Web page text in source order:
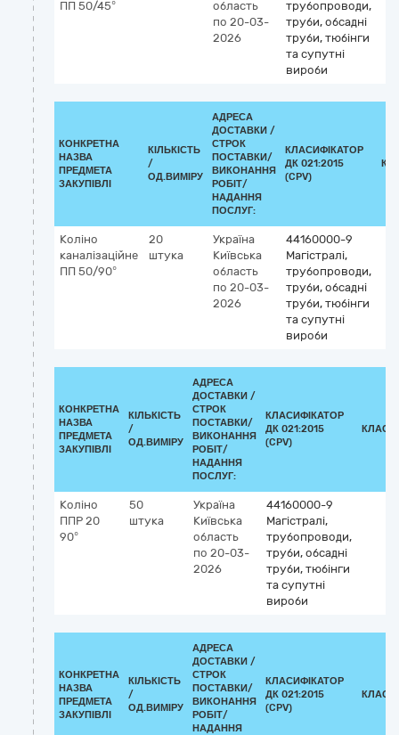
ПП 50/45°
область
по 20-03-
2026
трубопроводи,
труби, обсадні
труби, тюбінги
та супутні
вироби
КОНКРЕТНА
НАЗВА
ПРЕДМЕТА
ЗАКУПІВЛІ
КІЛЬКІСТЬ
/
ОД.ВИМІРУ
АДРЕСА
ДОСТАВКИ /
СТРОК
ПОСТАВКИ/
ВИКОНАННЯ
РОБІТ/
НАДАННЯ
ПОСЛУГ:
КЛАСИФІКАТОР
ДК 021:2015
(CPV)
Коліно
каналізаційне
ПП 50/90°
20
штука
Україна
Київська
область
по 20-03-
2026
44160000-9
Магістралі,
трубопроводи,
труби, обсадні
труби, тюбінги
та супутні
вироби
КОНКРЕТНА
НАЗВА
ПРЕДМЕТА
ЗАКУПІВЛІ
КІЛЬКІСТЬ
/
ОД.ВИМІРУ
АДРЕСА
ДОСТАВКИ /
СТРОК
ПОСТАВКИ/
ВИКОНАННЯ
РОБІТ/
НАДАННЯ
ПОСЛУГ:
КЛАСИФІКАТОР
ДК 021:2015
(CPV)
Коліно
ППР 20
90°
50
штука
Україна
Київська
область
по 20-03-
2026
44160000-9
Магістралі,
трубопроводи,
труби, обсадні
труби, тюбінги
та супутні
вироби
КОНКРЕТНА
НАЗВА
ПРЕДМЕТА
ЗАКУПІВЛІ
КІЛЬКІСТЬ
/
ОД.ВИМІРУ
АДРЕСА
ДОСТАВКИ /
СТРОК
ПОСТАВКИ/
ВИКОНАННЯ
РОБІТ/
НАДАННЯ
КЛАСИФІКАТОР
ДК 021:2015
(CPV)